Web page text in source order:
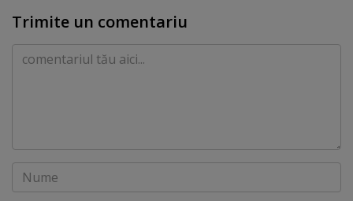
Trimite un comentariu
Comentariu
Nume